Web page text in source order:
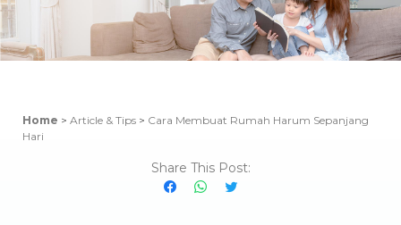
Home > Article & Tips > Cara Membuat Rumah Harum Sepanjang
Hari
Share This Post: